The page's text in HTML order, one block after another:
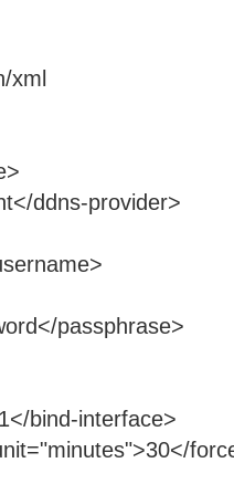
xml
ddns-provider>
passphrase>
bind-interface>